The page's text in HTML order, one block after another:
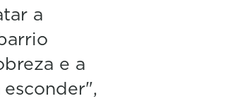
a
e a